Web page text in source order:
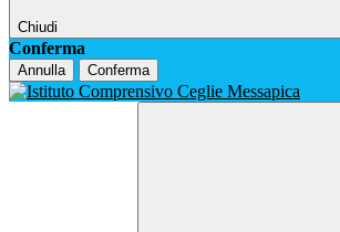
Chiudi
Conferma
Annulla Conferma